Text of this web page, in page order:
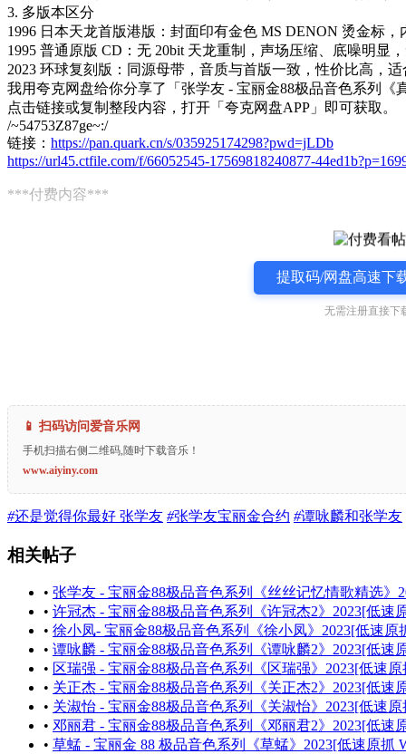
3. 多版本区分
1996 日本天龙首版港版：封面印有金色 MS DENON 烫金标
1995 普通原版 CD：无 20bit 天龙重制，声场压缩、底噪明显
2023 环球复刻版：同源母带，音质与首版一致，性价比高，
我用夸克网盘给你分享了「张学友 - 宝丽金88极品音色系列《
点击链接或复制整段内容，打开「夸克网盘APP」即可获取。
/~54753Z87ge~:/
链接： https://pan.quark.cn/s/035925174298?pwd=jLDb
https://url45.ctfile.com/f/66052545-17569818240877-
***付费内容***
提取码/网盘高速下
无需注册直接下
📱 扫码访问爱音乐网
手机扫描右侧二维码,随时下载音乐！
www.aiyiny.com
#还是觉得你最好 张学友 #张学友宝丽金合约 #谭咏麟和张学友
相关帖子
• 张学友 - 宝丽金88极品音色系列《丝丝记忆情歌精选》
• 许冠杰 - 宝丽金88极品音色系列《许冠杰2》2023[低速
• 徐小凤- 宝丽金88极品音色系列《徐小凤》2023[低速原
• 谭咏麟 - 宝丽金88极品音色系列《谭咏麟2》2023[低速
• 区瑞强 - 宝丽金88极品音色系列《区瑞强》2023[低速
• 关正杰 - 宝丽金88极品音色系列《关正杰2》2023[低速
• 关淑怡 - 宝丽金88极品音色系列《关淑怡》2023[低速
• 邓丽君 - 宝丽金88极品音色系列《邓丽君2》2023[低速
• 草蜢 - 宝丽金 88 极品音色系列《草蜢》2023[低速原抓